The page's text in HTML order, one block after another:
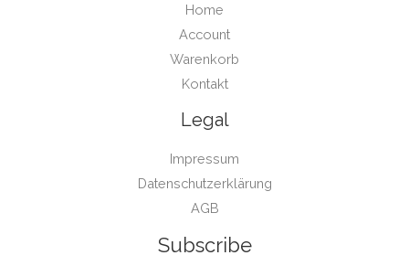
Home
Account
Warenkorb
Kontakt
Legal
Impressum
Datenschutzerklärung
AGB
Subscribe